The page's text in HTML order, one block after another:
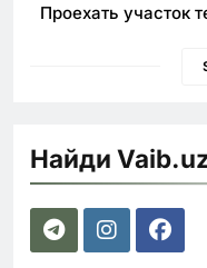
Проехать участок
Найди